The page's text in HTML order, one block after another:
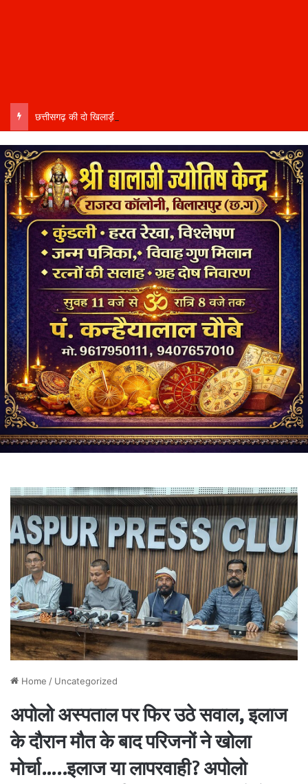
Home / Uncategorized
अपोलो अस्पताल पर फिर उठे सवाल, इलाज
के दौरान मौत के बाद परिजनों ने खोला
मोर्चा…..इलाज या लापरवाही? अपोलो